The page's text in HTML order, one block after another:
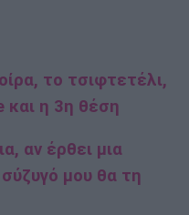
το τσιφτετέλι,
και η 3η θέση
αν έρθει μια
μου θα τη